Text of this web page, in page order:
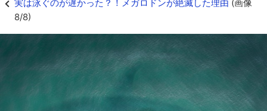
実は泳ぐのが遅かった？！メガロドンが絶滅した理由 (画像
8/8)